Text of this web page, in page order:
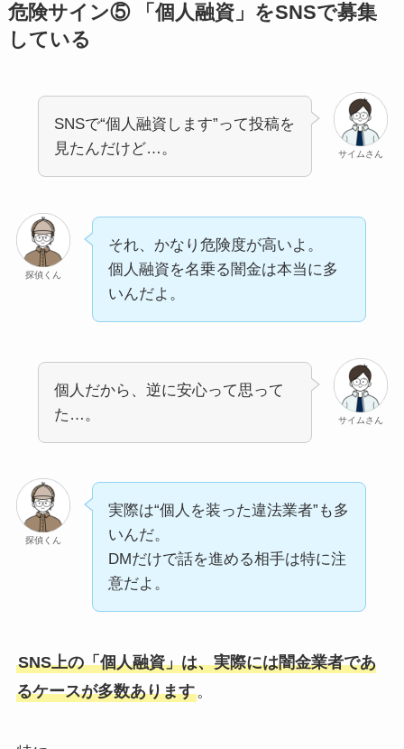
危険サイン⑤ 「個人融資」をSNSで募集
している
サイムさん
SNSで“個人融資します”って投稿を
見たんだけど…。
探偵くん
それ、かなり危険度が高いよ。
個人融資を名乗る闇金は本当に多
いんだよ。
サイムさん
個人だから、逆に安心って思って
た…。
探偵くん
実際は“個人を装った違法業者”も多
いんだ。
DMだけで話を進める相手は特に注
意だよ。
SNS上の「個人融資」は、実際には闇金業者であ
るケースが多数あります。